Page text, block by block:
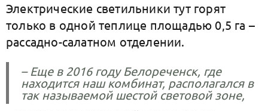
Электрические светильники тут горят
только в одной теплице площадью 0,5 га –
рассадно-салатном отделении.
– Еще в 2016 году Белореченск, где
находится наш комбинат, располагался в
так называемой шестой световой зоне,